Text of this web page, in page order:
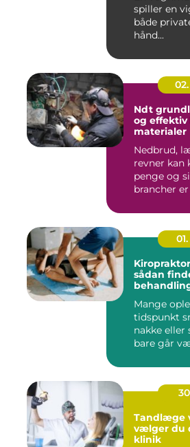
spiller en
både
hånd...
Ndt grundlaget for sikker
og
materialer
Nedbrud,
revner kan
penge og
brancher er
sådan
Mange
tidspunkt
nakke eller
bare går
Tandlæge
vælger du
klinik